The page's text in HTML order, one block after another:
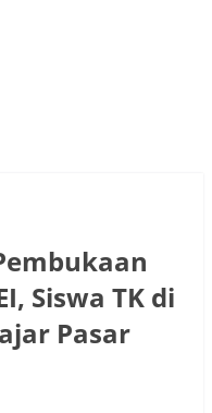
Siswa TK di
Pasar